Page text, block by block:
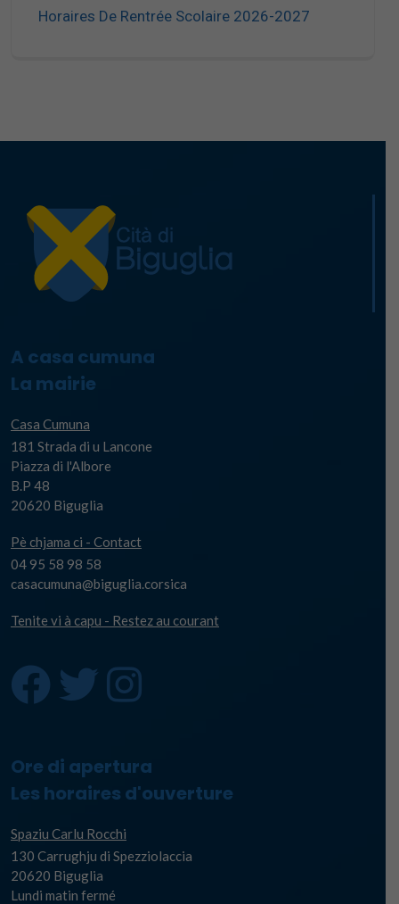
Horaires De Rentrée Scolaire 2026-2027
A casa cumuna
La mairie
Casa Cumuna
181 Strada di u Lancone
Piazza di l'Albore
B.P 48
20620 Biguglia
Pè chjama ci - Contact
04 95 58 98 58
casacumuna@biguglia.corsica
Tenite vi à capu - Restez au courant
Ore di apertura
Les horaires d'ouverture
Spaziu Carlu Rocchi
130 Carrughju di Spezziolaccia
20620 Biguglia
Lundi matin fermé